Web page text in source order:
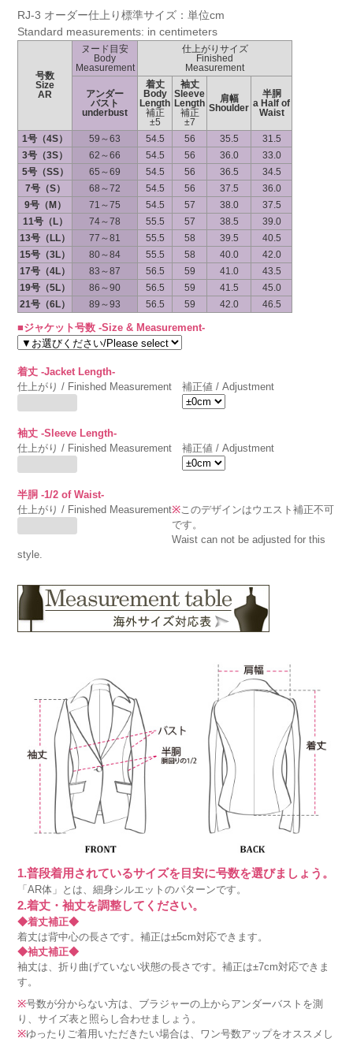
RJ-3 オーダー仕上り標準サイズ：単位cm
Standard measurements: in centimeters
号数
Size
AR
ヌード目安
Body
Measurement
仕上がりサイズ
Finished
Measurement
アンダー
バスト
underbust
着丈
Body
Length
補正
±5
袖丈
Sleeve
Length
補正
±7
肩幅
Shoulder
半胴
a Half of
Waist
1号（4S） 59～63 54.5 56 35.5
31.5
3号（3S）
62～66 54.5 56 36.0
33.0
5号（SS）
65～69 54.5 56 36.5
34.5
7号（S）
68～72 54.5 56 37.5
36.0
9号（M）
71～75 54.5 57 38.0
37.5
11号（L）
74～78 55.5 57 38.5
39.0
13号（LL）
77～81 55.5 58 39.5
40.5
15号（3L）
80～84 55.5 58 40.0
42.0
17号（4L）
83～87 56.5 59 41.0
43.5
19号（5L）
86～90 56.5 59 41.5
45.0
21号（6L）
89～93 56.5 59 42.0 46.5
■ジャケット号数 -Size & Measurement-
着丈 -Jacket Length-
仕上がり / Finished Measurement
補正値 / Adjustment
袖丈 -Sleeve Length-
仕上がり / Finished Measurement
補正値 / Adjustment
半胴 -1/2 of Waist-
仕上がり / Finished Measurement※ このデザインはウエスト補正不可
です。
Waist can not be adjusted for this
style.
1.普段着用されているサイズを目安に号数を選びましょう。
「AR体」とは、細身シルエットのパターンです。
2.着丈・袖丈を調整してください。
◆着丈補正◆
着丈は背中心の長さです。補正は±5cm対応できます。
◆袖丈補正◆
袖丈は、折り曲げていない状態の長さです。補正は±7cm対応できま
す。
※号数が分からない方は、ブラジャーの上からアンダーバストを測
り、サイズ表と照らし合わせましょう。
※ゆったりご着用いただきたい場合は、ワン号数アップをオススメし